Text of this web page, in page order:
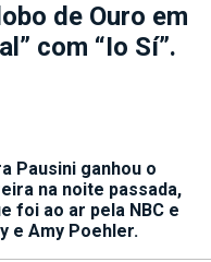
de Ouro em
com “Io Sí”.
Pausini ganhou o
na noite passada,
foi ao ar pela NBC e
e Amy Poehler.